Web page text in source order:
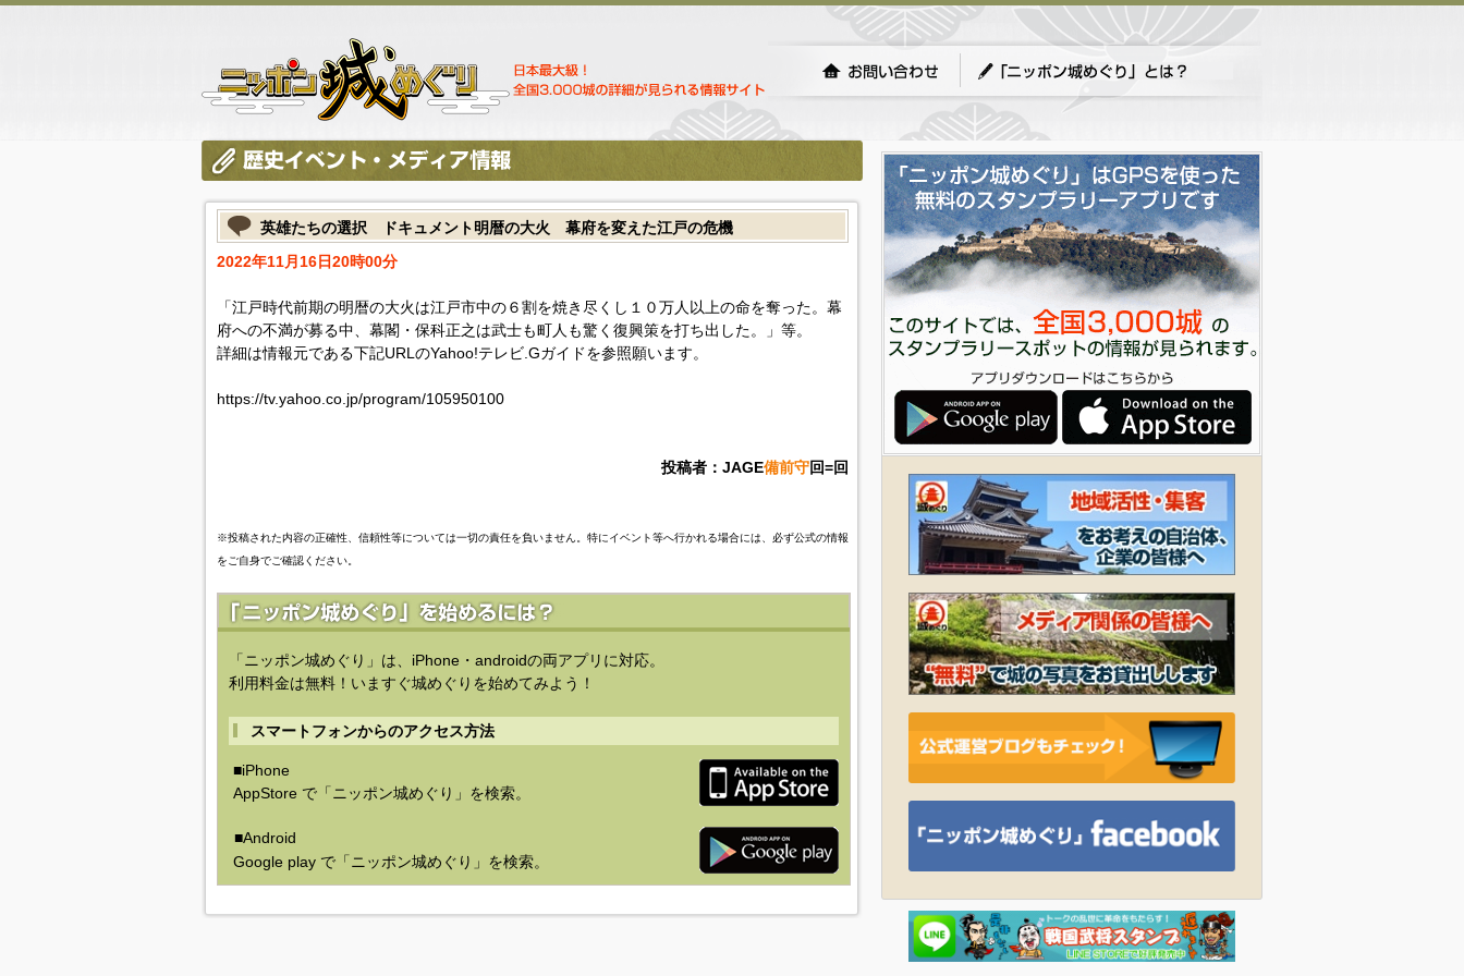
英雄たちの選択 ドキュメント明暦の大火 幕府を変えた江戸の危機
2022年11月16日20時00分
「江戸時代前期の明暦の大火は江戸市中の６割を焼き尽くし１０万人以上の命を奪った。幕
府への不満が募る中、幕閣・保科正之は武士も町人も驚く復興策を打ち出した。」等。
詳細は情報元である下記URLのYahoo!テレビ.Gガイドを参照願います。
https://tv.yahoo.co.jp/program/105950100
投稿者：JAGE備前守回=回
※投稿された内容の正確性、信頼性等については一切の責任を負いません。特にイベント等へ行かれる場合には、必ず公式の情報
をご自身でご確認ください。
「ニッポン城めぐり」は、iPhone・androidの両アプリに対応。
利用料金は無料！いますぐ城めぐりを始めてみよう！
スマートフォンからのアクセス方法
■iPhone
AppStore で「ニッポン城めぐり」を検索。
■Android
Google play で「ニッポン城めぐり」を検索。